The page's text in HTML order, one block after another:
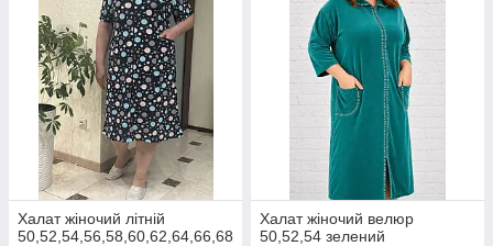
Халат жіночий літній
50,52,54,56,58,60,62,64,66,68
Халат жіночий велюр
50,52,54 зелений